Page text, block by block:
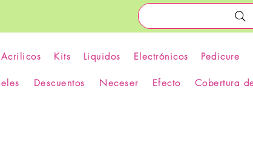
Acrilicos Kits Liquidos Electrónicos Pedicure
Descuentos Neceser Efecto Cobertura